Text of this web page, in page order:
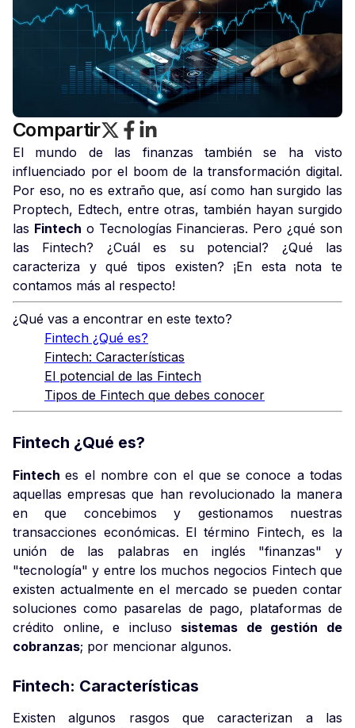
Compartir
El mundo de las finanzas también se ha visto
influenciado por el boom de la transformación digital.
Por eso, no es extraño que, así como han surgido las
Proptech, Edtech, entre otras, también hayan surgido
las Fintech o Tecnologías Financieras. Pero ¿qué son
las Fintech? ¿Cuál es su potencial? ¿Qué las
caracteriza y qué tipos existen? ¡En esta nota te
contamos más al respecto!
¿Qué vas a encontrar en este texto?
Fintech ¿Qué es?
Fintech: Características
El potencial de las Fintech
Tipos de Fintech que debes conocer
Fintech ¿Qué es?
Finteches el nombre con el que se conoce a todas
aquellas empresas que han revolucionado la manera
en que concebimos y gestionamos nuestras
transacciones económicas. El término Fintech, es la
unión de las palabras en inglés "finanzas" y
"tecnología" y entre los muchos negocios Fintech que
existen actualmente en el mercado se pueden contar
soluciones como pasarelas de pago, plataformas de
crédito online, e incluso sistemas de gestión de
cobranzas; por mencionar algunos.
Fintech: Características
Existen algunos rasgos que caracterizan a las